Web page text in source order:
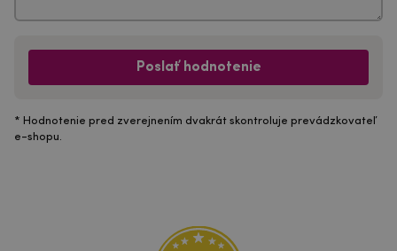
Poslať hodnotenie
* Hodnotenie pred zverejnením dvakrát skontroluje prevádzkovateľ
e-shopu.